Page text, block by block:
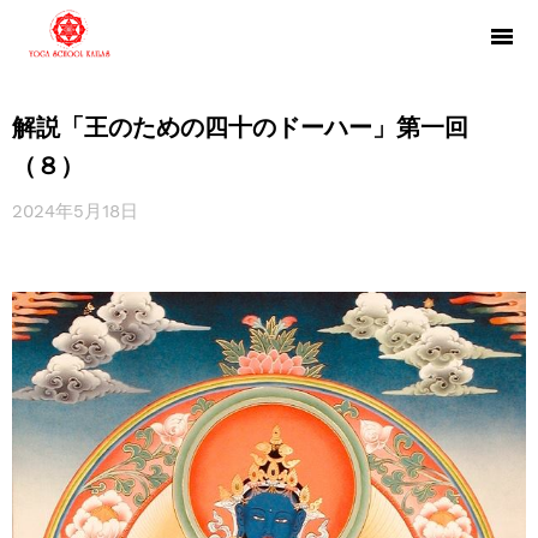
解説「王のための四十のドーハー」第一回
（８）
2024年5月18日